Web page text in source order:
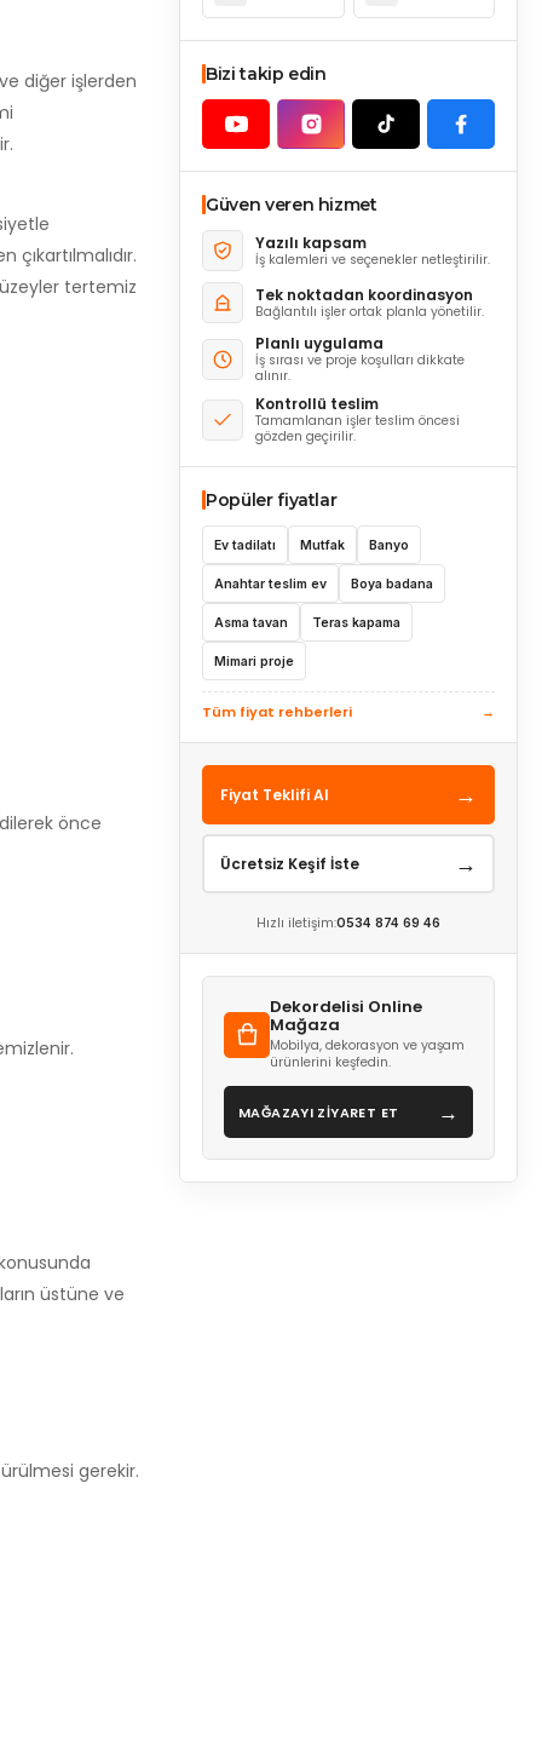
Bizi takip edin
Güven veren hizmet
Yazılı kapsam
İş kalemleri ve seçenekler netleştirilir.
Tek noktadan koordinasyon
Bağlantılı işler ortak planla yönetilir.
Planlı uygulama
İş sırası ve proje koşulları dikkate
alınır.
Kontrollü teslim
Tamamlanan işler teslim öncesi
gözden geçirilir.
Popüler fiyatlar
Ev tadilatı Mutfak Banyo
Anahtar teslim ev Boya badana
Asma tavan Teras kapama
Mimari proje
Tüm fiyat rehberleri →
Fiyat Teklifi Al →
Ücretsiz Keşif İste →
Hızlı iletişim:0534 874 69 46
Dekordelisi Online
Mağaza
Mobilya, dekorasyon ve yaşam
ürünlerini keşfedin.
MAĞAZAYI ZİYARET ET →
diğer işlerden
tertemiz
önce
üstüne ve
gerekir.